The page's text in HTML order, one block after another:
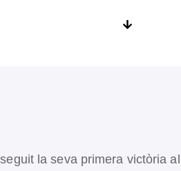
la seva primera victòria al